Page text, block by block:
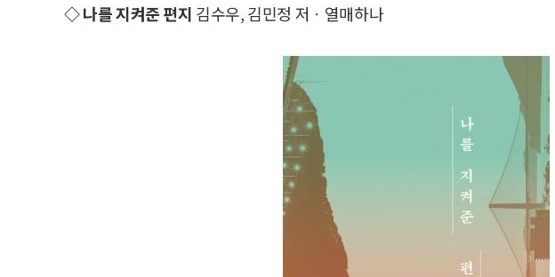
◇ 나를 지켜준 편지 김수우, 김민정 저ㆍ열매하나